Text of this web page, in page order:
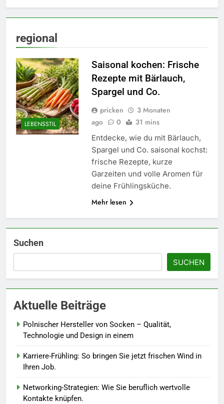
regional
LEBENSSTIL
Saisonal kochen: Frische
Rezepte mit Bärlauch,
Spargel und Co.
pricken
3 Monaten
ago
0 31 mins
Entdecke, wie du mit Bärlauch,
Spargel und Co. saisonal kochst:
frische Rezepte, kurze
Garzeiten und volle Aromen für
deine Frühlingsküche.
Mehr lesen
Suchen
SUCHEN
Aktuelle Beiträge
Polnischer Hersteller von Socken – Qualität,
Technologie und Design in einem
Karriere-Frühling: So bringen Sie jetzt frischen Wind in
Ihren Job.
Networking-Strategien: Wie Sie beruflich wertvolle
Kontakte knüpfen.
Details werten Sie jedes
Naturnah gärtnern: So locken
Sie Bienen und Schmetterlinge
in Ihren Garten.
LEBENSSTIL
7
zum Quereinstieg in der neuen
8